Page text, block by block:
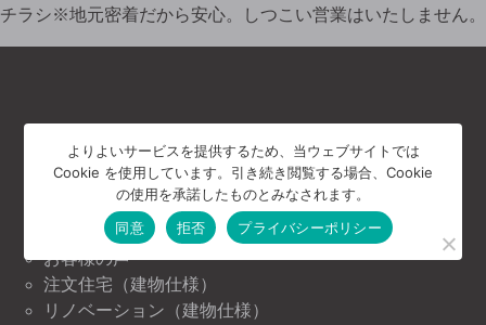
チラシ※地元密着だから安心。しつこい営業はいたしません。
《豊泉工務店の家づくり》
コンセプト
施工事例
お客様の声
注文住宅（建物仕様）
リノベーション（建物仕様）
よりよいサービスを提供するため、当ウェブサイトでは
Cookie を使用しています。引き続き閲覧する場合、Cookie
の使用を承諾したものとみなされます。
同意
拒否 プライバシーポリシー